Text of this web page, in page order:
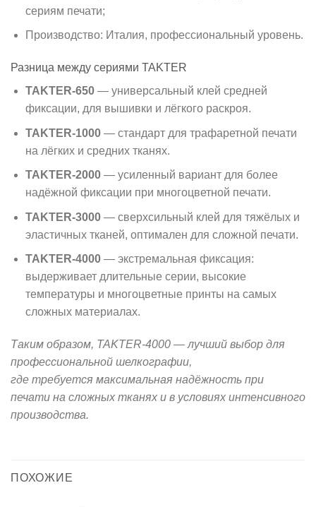
сериям печати;
Производство: Италия, профессиональный уровень.
Разница между сериями TAKTER
TAKTER-650— универсальный клей средней
фиксации, для вышивки и лёгкого раскроя.
TAKTER-1000— стандарт для трафаретной печати
на лёгких и средних тканях.
TAKTER-2000— усиленный вариант для более
надёжной фиксации при многоцветной печати.
TAKTER-3000— сверхсильный клей для тяжёлых и
эластичных тканей, оптимален для сложной печати.
TAKTER-4000— экстремальная фиксация:
выдерживает длительные серии, высокие
температуры и многоцветные принты на самых
сложных материалах.
Таким образом, TAKTER-4000 — лучший выбор для
профессиональной шелкографии,
где требуется максимальная надёжность при
печати на сложных тканях и в условиях интенсивного
производства.
ПОХОЖИЕ